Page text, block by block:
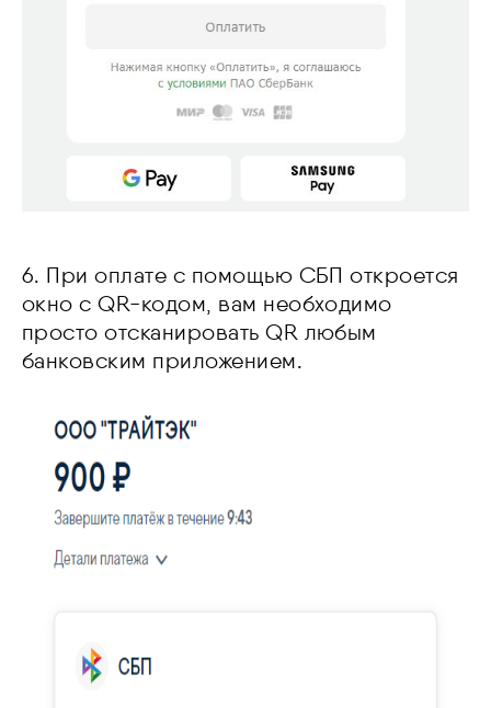
6. При оплате с помощью СБП откроется
окно с QR-кодом, вам необходимо
просто отсканировать QR любым
банковским приложением.